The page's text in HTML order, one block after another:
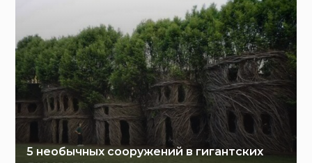
5 необычных сооружений в гигантских